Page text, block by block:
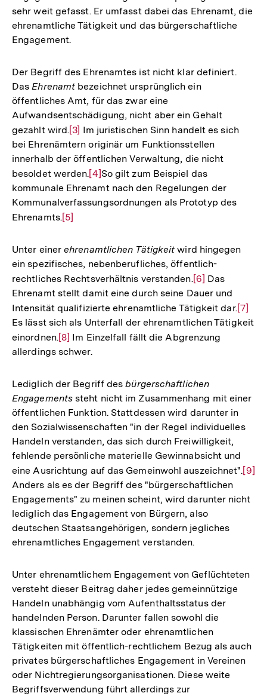
sehr weit gefasst. Er umfasst dabei das Ehrenamt, die
ehrenamtliche Tätigkeit und das bürgerschaftliche
Engagement.
Der Begriff des Ehrenamtes ist nicht klar definiert.
DasEhrenamt bezeichnet ursprünglich ein
öffentliches Amt, für das zwar eine
Aufwandsentschädigung, nicht aber ein Gehalt
gezahlt wird.Zur
Auflösung
der
Fußnote
[3] Im juristischen Sinn handelt es sich
bei Ehrenämtern originär um Funktionsstellen
innerhalb der öffentlichen Verwaltung, die nicht
besoldet werden.Zur
Auflösung
der
[4] So gilt zum Beispiel das
kommunale Ehrenamt nach den Regelungen der
Kommunalverfassungsordnungen als Prototyp des
Ehrenamts.Zur
der
Fußnote
[5]
Unter einerehrenamtlichen Tätigkeit wird hingegen
ein spezifisches, nebenberufliches, öffentlich-
rechtliches Rechtsverhältnis verstanden.Zur
Auflösung
der
Fußnote
[6] Das
Ehrenamt stellt damit eine durch seine Dauer und
Intensität qualifizierte ehrenamtliche Tätigkeit dar.Zur
[7]
Es lässt sich als Unterfall der ehrenamtlichen Tätigkeit
einordnen.Zur
Auflösung
Fußnote
[8] Im Einzelfall fällt die Abgrenzung
allerdings schwer.
Lediglich der Begriff desbürgerschaftlichen
Engagements steht nicht im Zusammenhang mit einer
öffentlichen Funktion. Stattdessen wird darunter in
den Sozialwissenschaften "in der Regel individuelles
Handeln verstanden, das sich durch Freiwilligkeit,
fehlende persönliche materielle Gewinnabsicht und
eine Ausrichtung auf das Gemeinwohl auszeichnet".Zur
der
[9]
Anders als es der Begriff des "bürgerschaftlichen
Engagements" zu meinen scheint, wird darunter nicht
lediglich das Engagement von Bürgern, also
deutschen Staatsangehörigen, sondern jegliches
ehrenamtliches Engagement verstanden.
Unter ehrenamtlichem Engagement von Geflüchteten
versteht dieser Beitrag daher jedes gemeinnützige
Handeln unabhängig vom Aufenthaltsstatus der
handelnden Person. Darunter fallen sowohl die
klassischen Ehrenämter oder ehrenamtlichen
Tätigkeiten mit öffentlich-rechtlichem Bezug als auch
privates bürgerschaftliches Engagement in Vereinen
oder Nichtregierungsorganisationen. Diese weite
Begriffsverwendung führt allerdings zur